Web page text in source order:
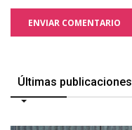
ENVIAR COMENTARIO
Últimas publicaciones